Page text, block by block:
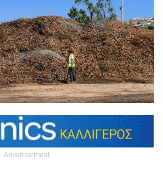
Advertisement